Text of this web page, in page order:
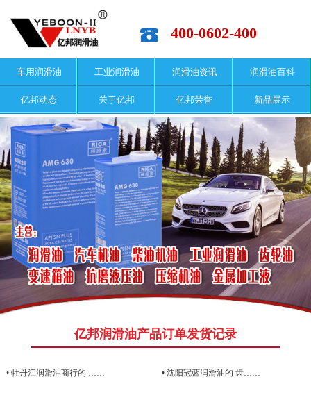
400-0602-400
车用润滑油 工业润滑油 润滑油资讯 润滑油百科
亿邦动态 关于亿邦 亿邦荣誉 新品展示
亿邦润滑油产品订单发货记录
• 牡丹江润滑油商行的 …… • 沈阳冠蓝润滑油的 齿……